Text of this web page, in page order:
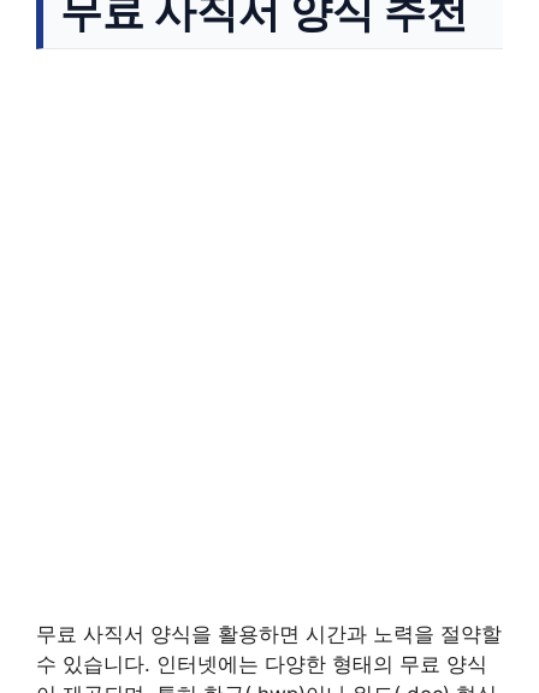
무료 사직서 양식 추천
무료 사직서 양식을 활용하면 시간과 노력을 절약할
수 있습니다. 인터넷에는 다양한 형태의 무료 양식